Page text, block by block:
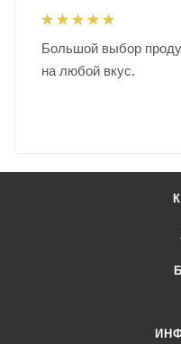
Большой выбор
на любой вкус.